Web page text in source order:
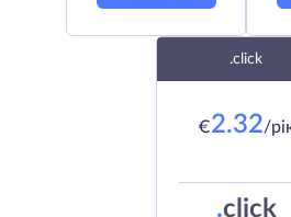
.click
€2.32/
.click